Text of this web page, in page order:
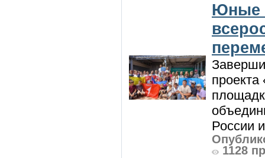
Юные
России
1128